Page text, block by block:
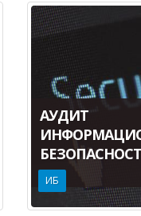
АУДИТ
ИБ